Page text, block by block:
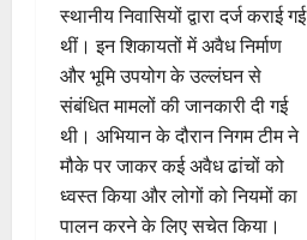
स्थानीय निवासियों द्वारा दर्ज कराई गई
थीं। इन शिकायतों में अवैध निर्माण
और भूमि उपयोग के उल्लंघन से
संबंधित मामलों की जानकारी दी गई
थी। अभियान के दौरान निगम टीम ने
मौके पर जाकर कई अवैध ढांचों को
ध्वस्त किया और लोगों को नियमों का
पालन करने के लिए सचेत किया।